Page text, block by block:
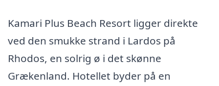
Kamari Plus Beach Resort ligger direkte
ved den smukke strand i Lardos på
Rhodos, en solrig ø i det skønne
Grækenland. Hotellet byder på en